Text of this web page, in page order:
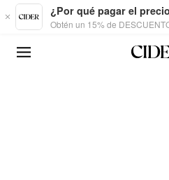
Skip to main content
¿Por qué pagar el
Obtén un 15% de